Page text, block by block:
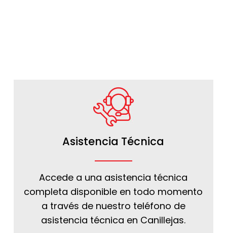
Asistencia Técnica
Accede a una asistencia técnica
completa disponible en todo momento
a través de nuestro teléfono de
asistencia técnica en Canillejas.